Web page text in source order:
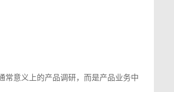
常意义上的产品调研，而是产品业务中